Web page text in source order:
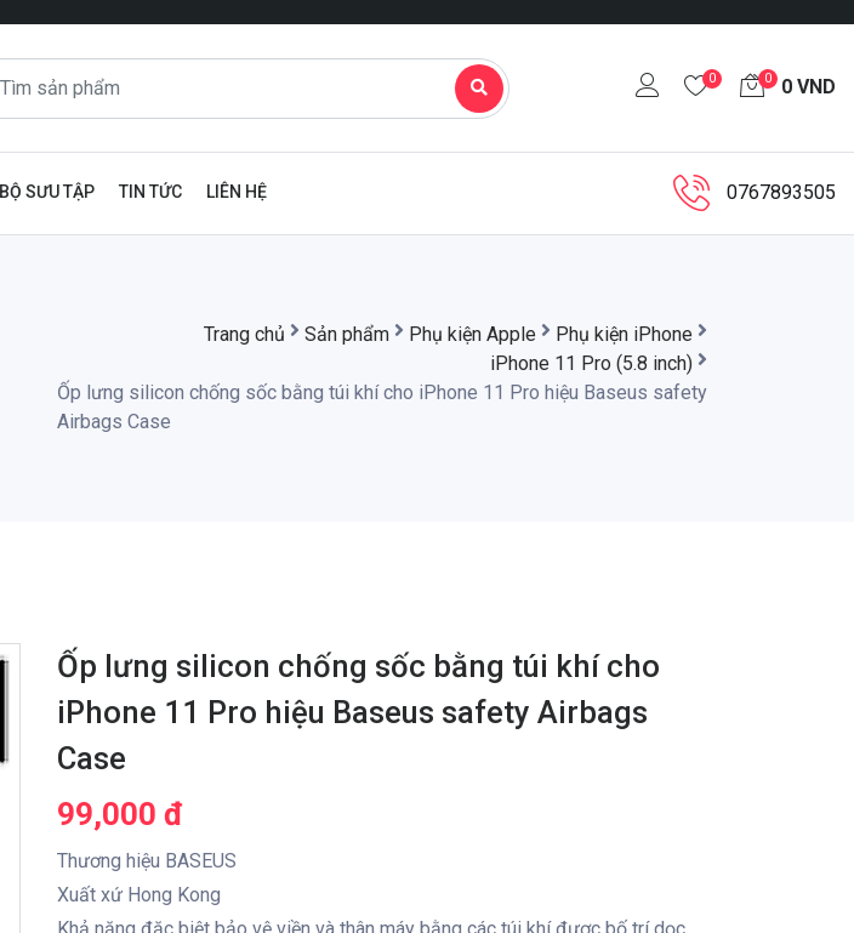
0 0 0 VND
BỘ SƯU TẬP TIN TỨC LIÊN HỆ 0767893505
Trang chủ Sản phẩm Phụ kiện Apple
Phụ kiện iPhone
iPhone 11 Pro (5.8 inch)
Ốp lưng silicon chống sốc bằng túi khí cho iPhone 11 Pro hiệu Baseus safety
Airbags Case
Ốp lưng silicon chống sốc bằng túi khí cho
iPhone 11 Pro hiệu Baseus safety Airbags
Case
99,000 đ
Thương hiệu BASEUS
Xuất xứ Hong Kong